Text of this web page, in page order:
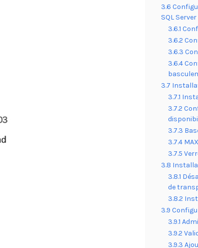
3.6
SQL Server
3.6.1
3.6.2
3.6.3
3.6.4
3.7
3.7.1
3.7.2
3.7.3
3.7.4
3.7.5
3.8
3.8.1
de
3.8.2
3.9
3.9.1
3.9.2
3.9.3